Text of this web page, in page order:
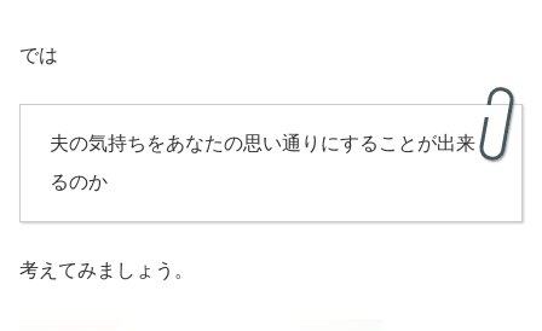
では
夫の気持ちをあなたの思い通りにすることが出来
るのか
考えてみましょう。